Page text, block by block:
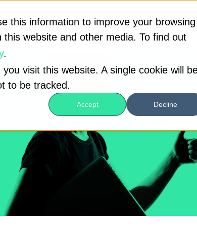
this information to improve your browsing
website and other media. To find out
.
visit this website. A single cookie will
to be tracked.
Accept Decline